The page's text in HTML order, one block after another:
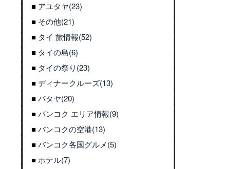
アユタヤ(23)
その他(21)
タイ 旅情報(52)
タイの島(6)
タイの祭り(23)
ディナークルーズ(13)
パタヤ(20)
バンコク エリア情報(9)
バンコクの空港(13)
バンコク各国グルメ(5)
ホテル(7)